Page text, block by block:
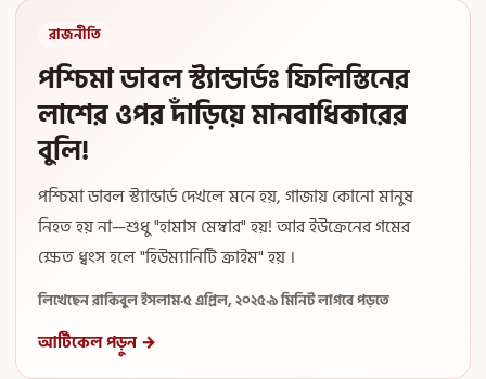
রাজনীতি
পশ্চিমা ডাবল স্ট্যান্ডার্ডঃ ফিলিস্তিনের
লাশের ওপর দাঁড়িয়ে মানবাধিকারের
বুলি!
পশ্চিমা ডাবল স্ট্যান্ডার্ড দেখলে মনে হয়, গাজায় কোনো মানুষ
নিহত হয় না—শুধু "হামাস মেম্বার" হয়! আর ইউক্রেনের গমের
ক্ষেত ধ্বংস হলে "হিউম্যানিটি ক্রাইম" হয় ।
লিখেছেন রাকিবুল ইসলাম·৫ এপ্রিল, ২০২৫·৯ মিনিট লাগবে পড়তে
আর্টিকেল পড়ুন →